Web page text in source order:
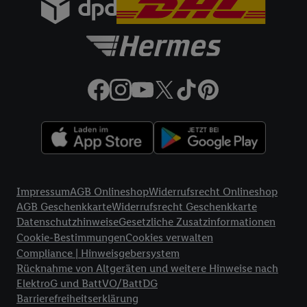
Digital Deutschland GmbH & Co. KG, Bonfelder Straße 2,
74206 Bad Wimpfen.
Lidl Plus Versandkostenfrei-Coupon:
Versandkostenfrei-Coupon gilt nur für Lidl Plus Nutzer bei
den in der Lidl Plus App vorgegebenen
Mindestbestellwert auf die im Warenkorb befindlichen Artikel
Mindestbestellwert angegeben ist, beträgt der
Mindestbestellwert 79 €. Sollte der jeweils geltende
Mindestbestellwert nachträglich in Folge einer Teilretoure
Rechnung zu stellen. Coupon wird nach Aktivierung
automatisch im Bestellprozess, sofern mit Lidl Plus Konto im
Onlineshop angemeldet, abgezogen. Gilt nicht für Lidl Fotos,
Lidl Reisen, Lidl Connect, Bücher & Medien. Nicht auf
Lieferzuschlag anwendbar. Keine Barauszahlung. Für bereits
getätigte Einkäufe ist das Angebot nicht gültig. Angebote auf
lidl.derichten sich ausschließlich an Endkunden mit
Lieferanschrift in Deutschland; der Kaufvertrag kommt mit
ImpressumAGB OnlineshopWiderrufsrecht Onlineshop
AGB GeschenkkarteWiderrufsrecht Geschenkkarte
DatenschutzhinweiseGesetzliche Zusatzinformationen
Cookie-BestimmungenCookies verwalten
Compliance | Hinweisgebersystem
Rücknahme von Altgeräten und weitere Hinweise nach
ElektroG und BattVO/BattDG
Barrierefreiheitserklärung